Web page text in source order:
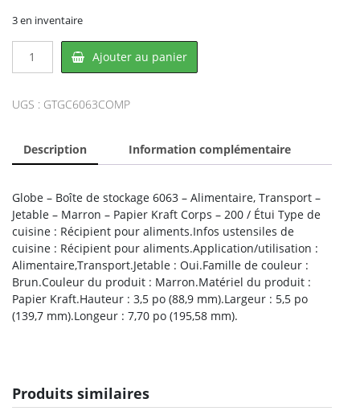
3 en inventaire
GC6063-
Ajouter au panier
UGS : GTGC6063COMP
Description Information complémentaire
Globe – Boîte de stockage 6063 – Alimentaire, Transport –
Jetable – Marron – Papier Kraft Corps – 200 / Étui Type de
cuisine : Récipient pour aliments.Infos ustensiles de
cuisine : Récipient pour aliments.Application/utilisation :
Alimentaire,Transport.Jetable : Oui.Famille de couleur :
Brun.Couleur du produit : Marron.Matériel du produit :
Papier Kraft.Hauteur : 3,5 po (88,9 mm).Largeur : 5,5 po
(139,7 mm).Longeur : 7,70 po (195,58 mm).
Produits similaires